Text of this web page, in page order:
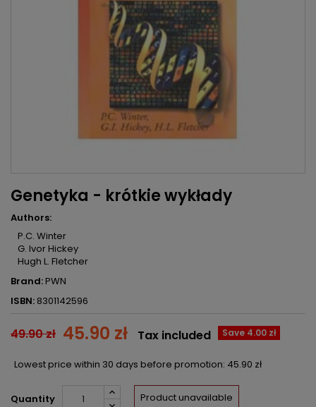
Genetyka - krótkie wykłady
Authors:
P.C. Winter
G. Ivor Hickey
Hugh L. Fletcher
Brand:PWN
ISBN: 8301142596
49.90 zł 45.90 zł Save 4.00 zł
Tax included
Lowest price within 30 days before promotion: 45.90 zł
Quantity Product unavailable